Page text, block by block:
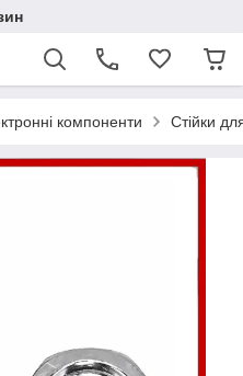
компоненти Стійки